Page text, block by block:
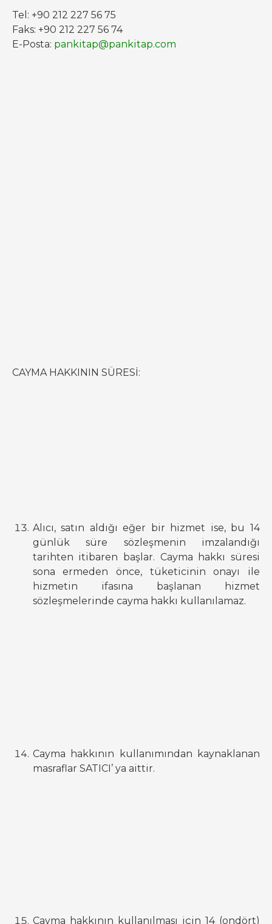
Tel: +90 212 227 56 75
Faks: +90 212 227 56 74
E-Posta: pankitap@pankitap.com
CAYMA HAKKININ SÜRESİ:
Alıcı, satın aldığı eğer bir hizmet ise, bu 14
günlük süre sözleşmenin imzalandığı
tarihten itibaren başlar. Cayma hakkı süresi
sona ermeden önce, tüketicinin onayı ile
hizmetin ifasına başlanan hizmet
sözleşmelerinde cayma hakkı kullanılamaz.
Cayma hakkının kullanımından kaynaklanan
masraflar SATICI’ ya aittir.
Cayma hakkının kullanılması için 14 (ondört)